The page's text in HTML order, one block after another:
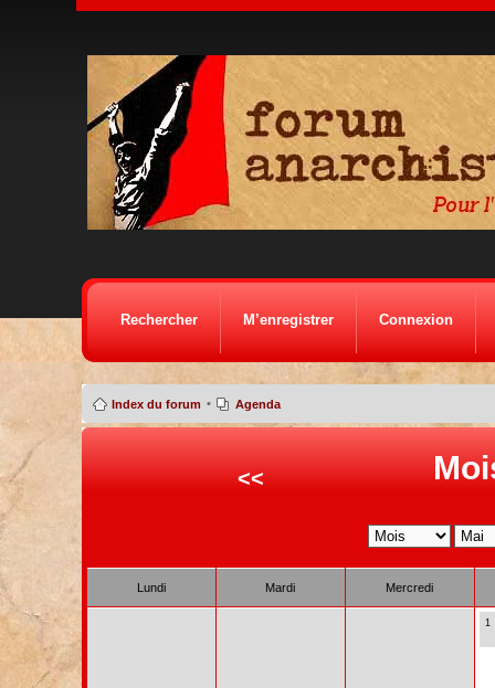
Rechercher M’enregistrer Connexion
Index du forum • Agenda
<<
Lundi Mardi Mercredi
1